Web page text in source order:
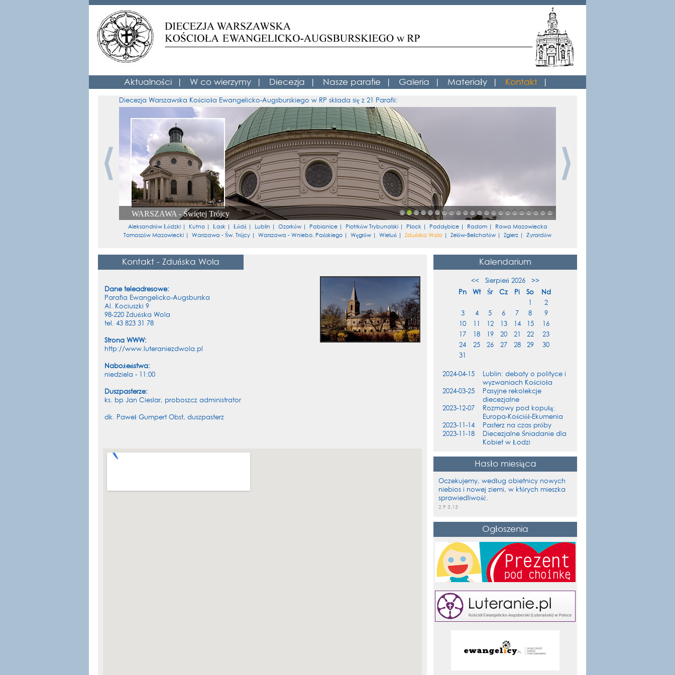
Aktualności | W co wierzymy | Diecezja | Nasze parafie | Galeria | Materiały | Kontakt |
Diecezja Warszawska Kościoła Ewangelicko-Augsburskiego w RP składa się z 21 Parafii:
WARSZAWA - Świętej Trójcy
1 2 3 4 5 6 7 8 9 10111213141516171819202122
Aleksandrów Łódzki| Kutno| Łask| Łódź| Lublin | Ozorków| Pabianice| Piotrków Trybunalski| Płock| Poddębice| Radom|
Rawa Mazowiecka
Tomaszów Mazowiecki | Warszawa - Św. Trójcy | Warszawa - Wniebo. Pańskiego | Węgrów | Wieluń | Zduńska Wola | Zelów-Bełchatów | Zgierz | Żyrardów
Kontakt - Zduńska Wola
Dane teleadresowe:
Parafia Ewangelicko-Augsburska
Al. Kociuszki 9
98-220 Zduńska Wola
tel. 43 823 31 78
Strona WWW:
http://www.luteraniezdwola.pl
Nabożeństwa:
niedziela - 11:00
Duszpasterze:
ks. bp Jan Cieslar, proboszcz administrator
dk. Paweł Gumpert Obst, duszpasterz
Kalendarium
<< Sierpień 2026 >>
Pn
Wt Śr Cz Pi So
Nd
1
2
3
4 5 6 7 8
9
10
11 12 13 14 15
16
17
18 19 20 21 22
23
24
25 26 27 28 29
30
31
2024-04-15
Lublin: debaty o polityce i
wyzwaniach Kościoła
2024-03-25
Pasyjne rekolekcje
diecezjalne
2023-12-07
Rozmowy pod kopułą:
Europa-Kościół-Ekumenia
2023-11-14
Pasterz na czas próby
2023-11-18
Diecezjalne Śniadanie dla
Kobiet w Łodzi
Hasło miesiąca
Oczekujemy, według obietnicy nowych
niebios i nowej ziemi, w których mieszka
sprawiedliwość.
2 P 3,13
Ogłoszenia